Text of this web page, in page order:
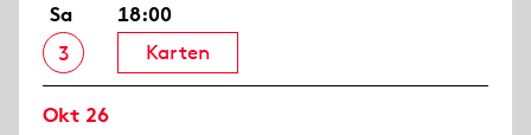
Sa
3
18:00
Karten
Okt 26